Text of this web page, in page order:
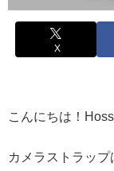
X
こんにちは！
カメラストラッ